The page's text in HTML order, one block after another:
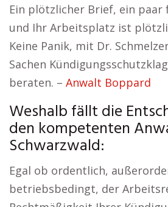
Ein plötzlicher Brief, ein paar
und Ihr Arbeitsplatz ist
Keine Panik, mit Dr.
Sachen
beraten. – Anwalt Boppard
Weshalb fällt die
den kompetenten
Schwarzwald:
Egal ob ordentlich,
betriebsbedingt, der